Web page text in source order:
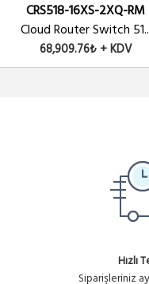
CRS518-16XS-2XQ-RM
Cloud Router Switch
68,909.76₺ + KDV
Hızlı
Siparişleriniz